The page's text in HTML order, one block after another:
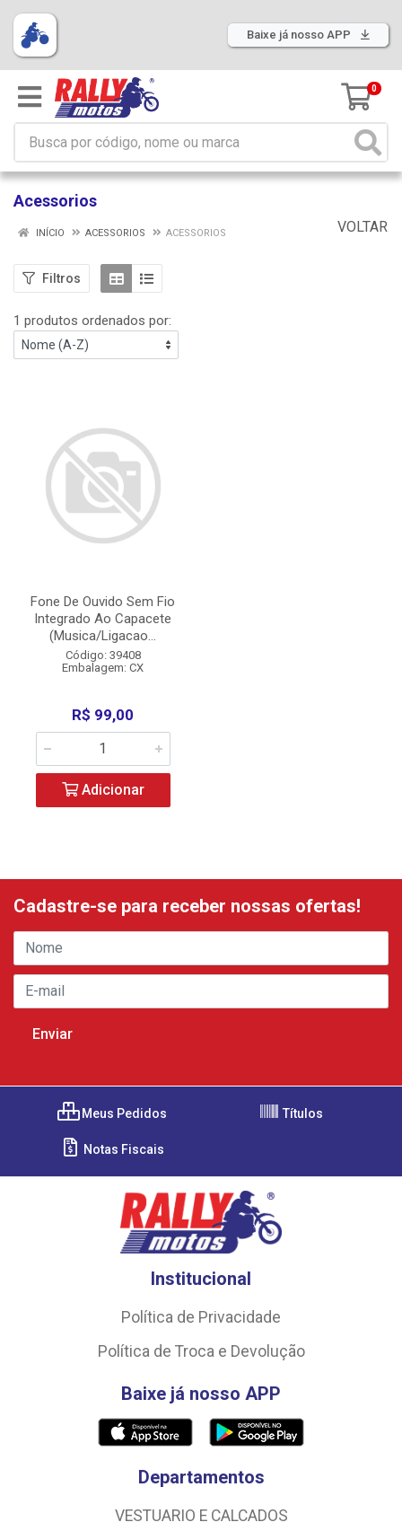
Baixe já nosso APP
0
Acessorios
VOLTAR
INÍCIO ACESSORIOS ACESSORIOS
Filtros
1 produtos ordenados por:
Fone De Ouvido Sem Fio
Integrado Ao Capacete
(Musica/Ligacao...
Código: 39408
Embalagem: CX
R$ 99,00
Adicionar
Cadastre-se para receber nossas ofertas!
Meus Pedidos Títulos
Notas Fiscais
Institucional
Política de Privacidade
Política de Troca e Devolução
Baixe já nosso APP
Departamentos
VESTUARIO E CALCADOS